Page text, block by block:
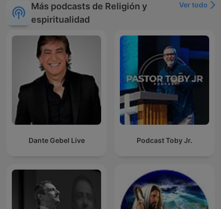
Más podcasts de Religión y
espiritualidad
Ver todo
Dante Gebel Live Podcast Toby Jr.